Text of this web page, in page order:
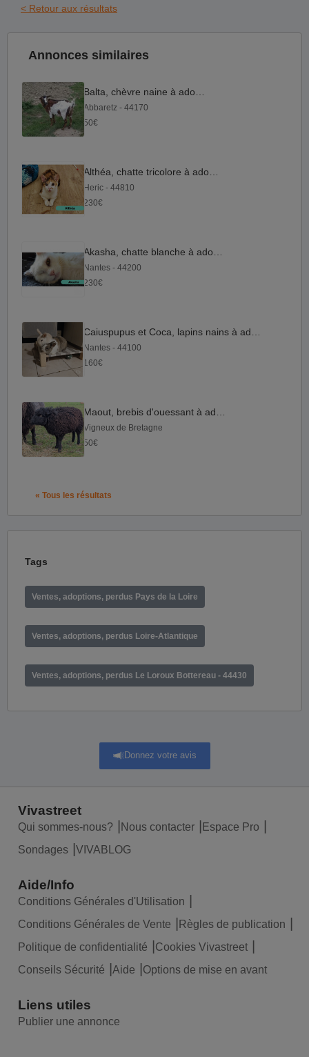
< Retour aux résultats
Annonces similaires
Abbaretz - 44170
50€
Heric - 44810
230€
Nantes - 44200
230€
Nantes - 44100
160€
Vigneux de Bretagne
50€
« Tous les résultats
Tags
Ventes, adoptions, perdus Pays de la Loire
Ventes, adoptions, perdus Loire-Atlantique
Ventes, adoptions, perdus Le Loroux Bottereau - 44430
Donnez votre avis
Vivastreet
Qui sommes-nous? Nous contacter
Espace Pro
Sondages
VIVABLOG
Aide/Info
Conditions Générales d'Utilisation
Conditions Générales de Vente
Règles de publication
Politique de confidentialité
Cookies Vivastreet
Conseils Sécurité
Aide Options de mise en avant
Liens utiles
Publier une annonce